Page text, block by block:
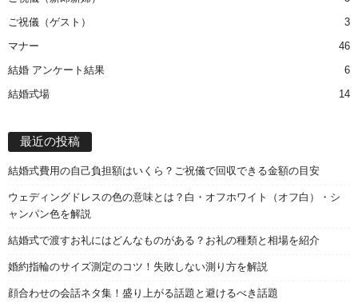
ご祝儀（ゲスト）
3
マナー
46
結婚 アンケート結果
6
結婚式場
14
最近の投稿
結婚式費用の自己負担額はいくら？ご祝儀で回収できる金額の目安
ウェディングドレスの色の意味とは？白・オフホワイト（オフ白）・シ
ャンパン色を解説
結婚式で渡すお礼にはどんなものがある？お礼の種類と相場を紹介
婚約指輪のサイズ測定のコツ！失敗しない測り方を解説
顔合わせの会話ネタ集！盛り上がる話題と避けるべき話題